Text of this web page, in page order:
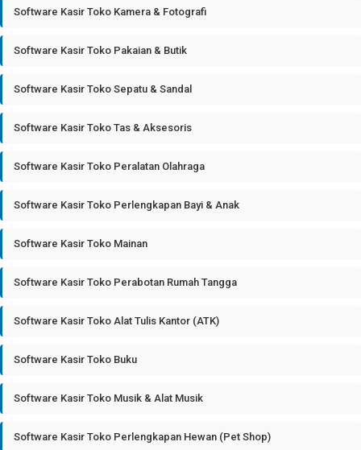
Software Kasir Toko Kamera & Fotografi
Software Kasir Toko Pakaian & Butik
Software Kasir Toko Sepatu & Sandal
Software Kasir Toko Tas & Aksesoris
Software Kasir Toko Peralatan Olahraga
Software Kasir Toko Perlengkapan Bayi & Anak
Software Kasir Toko Mainan
Software Kasir Toko Perabotan Rumah Tangga
Software Kasir Toko Alat Tulis Kantor (ATK)
Software Kasir Toko Buku
Software Kasir Toko Musik & Alat Musik
Software Kasir Toko Perlengkapan Hewan (Pet Shop)